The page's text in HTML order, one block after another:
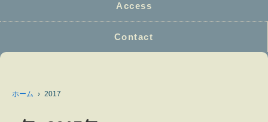
Access
Contact
ホーム › 2017